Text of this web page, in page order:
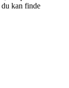
kan finde